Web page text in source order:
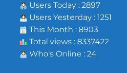
Users Today : 2897
Users Yesterday : 1251
This Month : 8903
Total views : 8337422
Who's Online : 24